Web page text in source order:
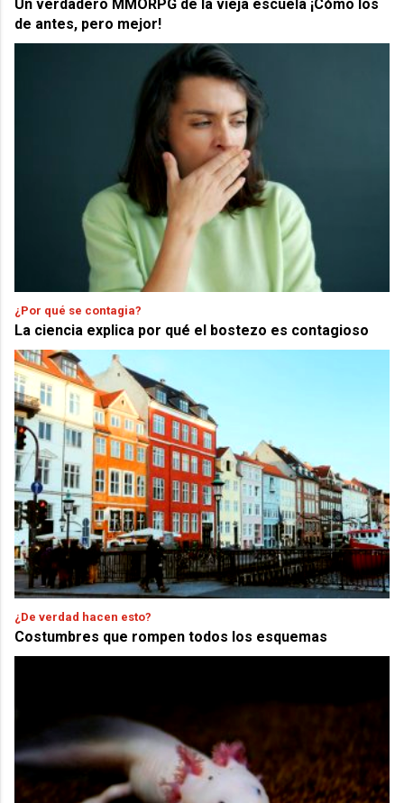
Un verdadero MMORPG de la vieja escuela ¡Cómo los
de antes, pero mejor!
¿Por qué se contagia?
La ciencia explica por qué el bostezo es contagioso
¿De verdad hacen esto?
Costumbres que rompen todos los esquemas